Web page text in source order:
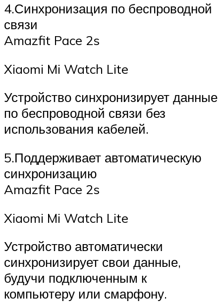
4.Синхронизация по беспроводной
связи
Amazfit Pace 2s
Xiaomi Mi Watch Lite
Устройство синхронизирует данные
по беспроводной связи без
использования кабелей.
5.Поддерживает автоматическую
синхронизацию
Amazfit Pace 2s
Xiaomi Mi Watch Lite
Устройство автоматически
синхронизирует свои данные,
будучи подключенным к
компьютеру или смарфону.